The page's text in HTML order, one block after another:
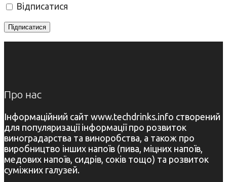
Відписатися
Про нас
Інформаційний сайт www.techdrinks.info створений
для популяризації інформації про розвиток
виноградарства та виноробства, а також про
виробництво інших напоїв (пива, міцних напоїв,
медових напоїв, сидрів, соків тощо) та розвиток
суміжних галузей.